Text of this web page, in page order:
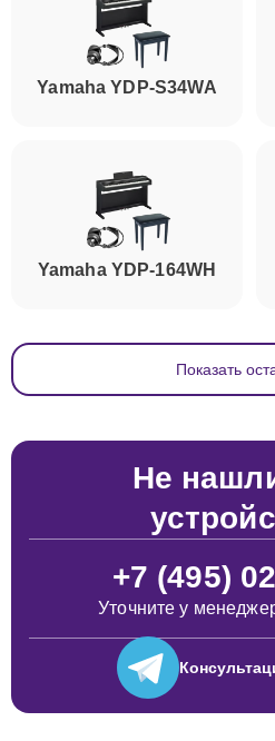
Yamaha YDP-S34WA
Yamaha YDP-164WH
Показать
Не
+7 (495)
Уточните у